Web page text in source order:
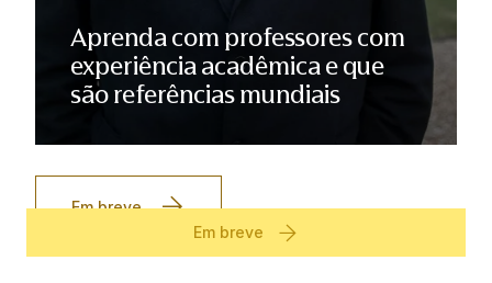
Em breve
Aprenda com professores com
experiência acadêmica e que
são referências mundiais
Em breve